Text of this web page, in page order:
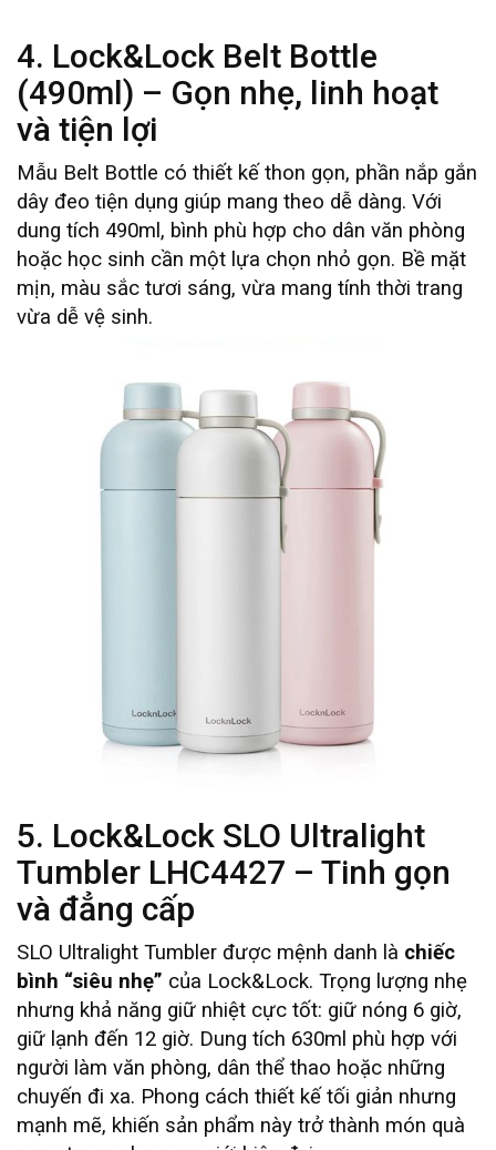
4. Lock&Lock Belt Bottle
(490ml) – Gọn nhẹ, linh hoạt
và tiện lợi
Mẫu Belt Bottle có thiết kế thon gọn, phần nắp gắn
dây đeo tiện dụng giúp mang theo dễ dàng. Với
dung tích 490ml, bình phù hợp cho dân văn phòng
hoặc học sinh cần một lựa chọn nhỏ gọn. Bề mặt
mịn, màu sắc tươi sáng, vừa mang tính thời trang
vừa dễ vệ sinh.
5. Lock&Lock SLO Ultralight
Tumbler LHC4427 – Tinh gọn
và đẳng cấp
SLO Ultralight Tumbler được mệnh danh là chiếc
bình “siêu nhẹ” của Lock&Lock. Trọng lượng nhẹ
nhưng khả năng giữ nhiệt cực tốt: giữ nóng 6 giờ,
giữ lạnh đến 12 giờ. Dung tích 630ml phù hợp với
người làm văn phòng, dân thể thao hoặc những
chuyến đi xa. Phong cách thiết kế tối giản nhưng
mạnh mẽ, khiến sản phẩm này trở thành món quà